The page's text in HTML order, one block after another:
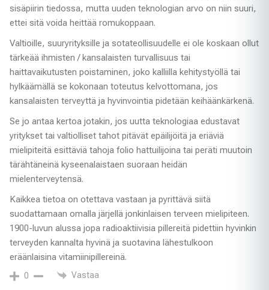
sisäpiirin tiedossa, mutta uuden teknologian arvo on niin suuri,
ettei sitä voida heittää romukoppaan.
Valtioille, suuryrityksille ja sotateollisuudelle ei ole koskaan ollut
tärkeää ihmisten / kansalaisten turvallisuus tai
haittavaikutusten poistaminen, joko kalliilla kehitystyöllä tai
hylkäämällä se kokonaan toteutus kelvottomana, jos
kansalaisten terveyttä ja hyvinvointia pidetään keihäänkärkenä.
Se jo antaa kertoa jotakin, jos uutta teknologiaa edustavat
yritykset tai valtiolliset tahot pitävät epäilijöitä ja eriäviä
mielipiteitä esittäviä tahoja folio hattuilijoina tai peräti muutoin
tärähtäneinä kyseenalaistaen suoraan heidän
mielenterveytensä.
Kaikkea tietoa on otettava vastaan ja pyrittävä siitä
suodattamaan omalla järjellä jonkinlaisen terveen mielipiteen.
1900-luvun alussa jopa radioaktiivisia pillereitä pidettiin hyvinkin
terveyden kannalta hyvinä ja suotavina lähestulkoon
eräänlaisina vitamiinipillereinä.
0 Vastaa